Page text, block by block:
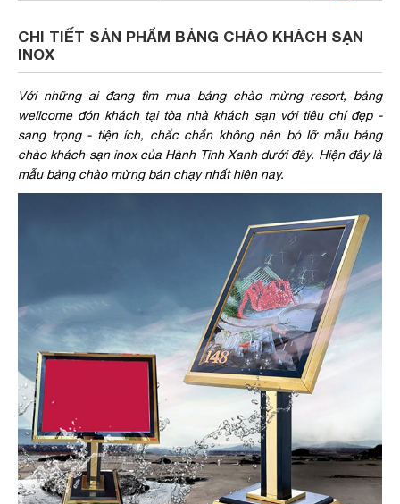
CHI TIẾT SẢN PHẨM BẢNG CHÀO KHÁCH SẠN
INOX
Với những ai đang tìm mua bảng chào mừng resort, bảng
wellcome đón khách tại tòa nhà khách sạn với tiêu chí đẹp -
sang trọng - tiện ích, chắc chắn không nên bỏ lỡ mẫu bảng
chào khách sạn inox của Hành Tinh Xanh dưới đây. Hiện đây là
mẫu bảng chào mừng bán chạy nhất hiện nay.